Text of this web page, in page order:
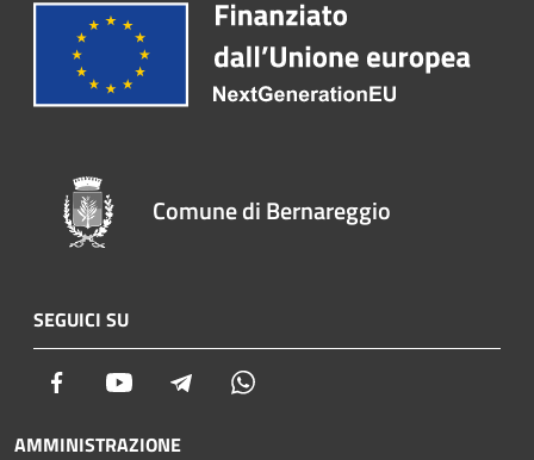
Comune di Bernareggio
SEGUICI SU
Facebook Youtube Telegram
AMMINISTRAZIONE